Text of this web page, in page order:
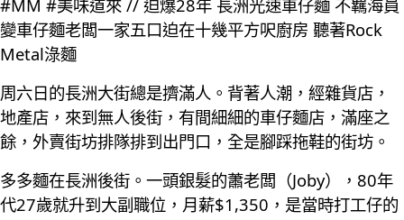
#MM #美味道來 // 迫爆28年 長洲光速車仔麵 不羈海員
變車仔麵老闆一家五口迫在十幾平方呎廚房 聽著Rock
Metal淥麵
周六日的長洲大街總是擠滿人。背著人潮，經雜貨店，
地產店，來到無人後街，有間細細的車仔麵店，滿座之
餘，外賣街坊排隊排到出門口，全是腳踩拖鞋的街坊。
多多麵在長洲後街。一頭銀髮的蕭老闆（Joby），80年
代27歲就升到大副職位，月薪$1,350，是當時打工仔的